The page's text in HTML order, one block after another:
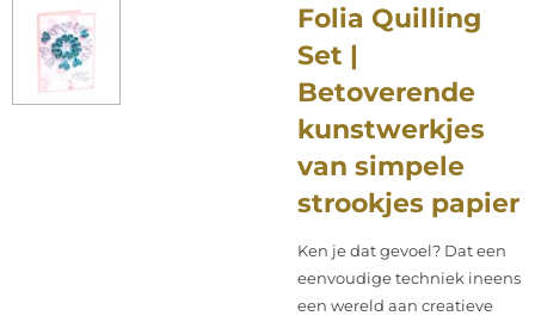
Folia Quilling
Set |
Betoverende
kunstwerkjes
van simpele
strookjes papier
Ken je dat gevoel? Dat een
eenvoudige techniek ineens
een wereld aan creatieve